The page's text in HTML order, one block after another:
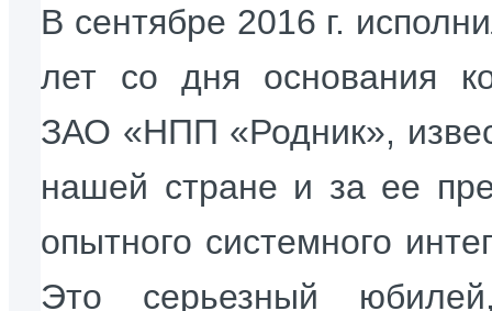
В сентябре 2016 г.
лет со дня основания
ЗАО «НПП «Родник»,
нашей стране и за ее
опытного системного
Это серьезный